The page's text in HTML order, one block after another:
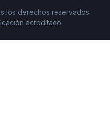
los derechos reservados.
acreditado.